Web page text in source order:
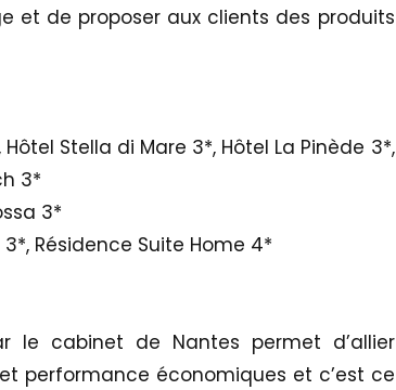
et de proposer aux clients des produits
Stella di Mare 3*, Hôtel La Pinède 3*,
3*
3*
Résidence Suite Home 4*
le cabinet de Nantes permet d’allier
performance économiques et c’est ce